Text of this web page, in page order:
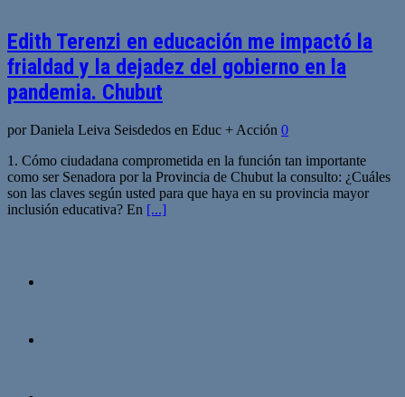
Edith Terenzi en educación me impactó la
frialdad y la dejadez del gobierno en la
pandemia. Chubut
por Daniela Leiva Seisdedos en Educ + Acción 0
1. Cómo ciudadana comprometida en la función tan importante
como ser Senadora por la Provincia de Chubut la consulto: ¿Cuáles
son las claves según usted para que haya en su provincia mayor
inclusión educativa? En [...]